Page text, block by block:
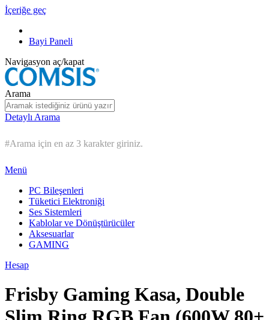
İçeriğe geç
Bayi Paneli
Navigasyon aç/kapat
Arama
Detaylı Arama
#Arama için en az 3 karakter giriniz.
Menü
PC Bileşenleri
Tüketici Elektroniği
Ses Sistemleri
Kablolar ve Dönüştürücüler
Aksesuarlar
GAMING
Hesap
Frisby Gaming Kasa, Double